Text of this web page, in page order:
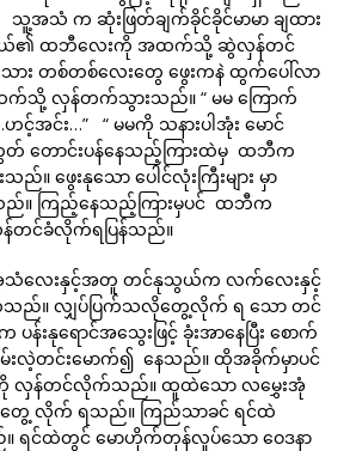
သူ့အသံ က ဆုံးဖြတ်ချက်ခိုင်ခိုင်မာမာ ချထား
၏ ထဘီလေးကို အထက်သို့ ဆွဲလှန်တင်
း တစ်တစ်လေးတွေ ဖွေးကနဲ ထွက်ပေါ်လာ
က်သို့ လှန်တက်သွားသည်။ “ မမ ကြောက်
င်း…” “ မမကို သနားပါအုံး မောင်
ောင်းပန်နေသည့်ကြားထဲမှ ထဘီက
ည်။ ဖွေးနုသော ပေါင်လုံးကြီးများ မှာ
ည်။ ကြည့်နေသည့်ကြားမှပင် ထဘီက
တင်ခံလိုက်ရပြန်သည်။
သံလေးနှင့်အတူ တင်နုသွယ်က လက်လေးနှင့်
သည်။ လျှပ်ပြက်သလိုတွေ့လိုက် ရ သော တင်
န်းနုရောင်အသွေးဖြင့် ခုံးအာနေပြီး စောက်
းလဲ့တင်းမောက်၍ နေသည်။ ထိုအခိုက်မှာပင်
ကို လှန်တင်လိုက်သည်။ ထူထဲသော လမွှေးအုံ
တွေ့ လိုက် ရသည်။ ကြည်သာခင် ရင်ထဲ
ရင်ထဲတွင် မောဟိုက်တုန်လှုပ်သော ဝေဒနာ